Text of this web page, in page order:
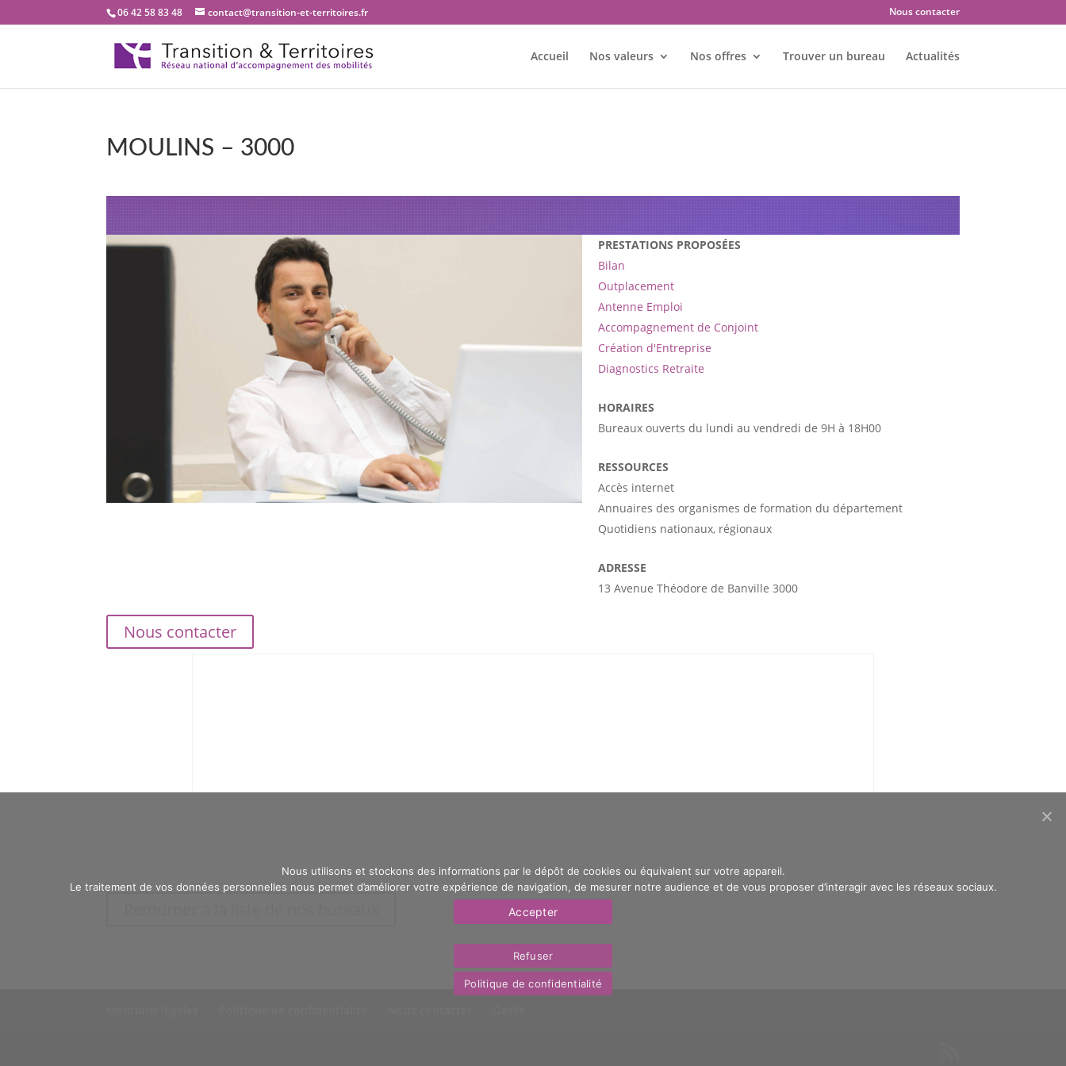
06 42 58 83 48 contact@transition-et-territoires.fr Nous contacter
Accueil Nos valeurs Nos offres Trouver un bureau Actualités
MOULINS – 3000
Bienvenue dans notre bureau Transition et territoires : MOULINS – 3000
PRESTATIONS PROPOSÉES
Bilan
Outplacement
Antenne Emploi
Accompagnement de Conjoint
Création d'Entreprise
Diagnostics Retraite
HORAIRES
Bureaux ouverts du lundi au vendredi de 9H à 18H00
RESSOURCES
Accès internet
Annuaires des organismes de formation du département
Quotidiens nationaux, régionaux
ADRESSE
13 Avenue Théodore de Banville 3000
Nous contacter
Nous utilisons et stockons des informations par le dépôt de cookies ou équivalent sur votre appareil.
Le traitement de vos données personnelles nous permet d’améliorer votre expérience de navigation, de mesurer notre audience et de vous proposer d’interagir avec les réseaux sociaux.
Accepter
Refuser
Politique de confidentialité